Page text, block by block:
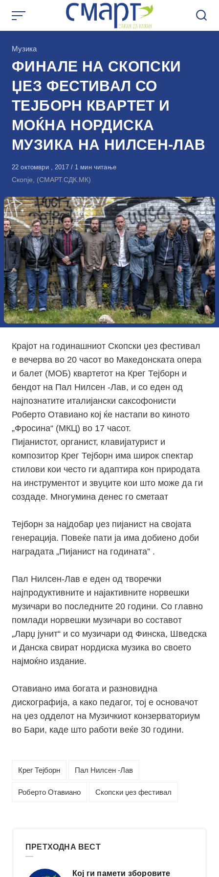
КАтегорија
Музика
ФИНАЛЕ НА СКОПСКИ
ЏЕЗ ФЕСТИВАЛ СО
ТЕЈБОРН КВАРТЕТ И
МОЌНА НОРДИСКА
МУЗИКА НА НИЛСЕН-ЛАВ
Објавено
на
22 октомври , 2017 1 мин читање
Скопје, (СМАРТ.СДК.МК)
Крајот на годинашниот Скопски џез фестивал
е вечерва во 20 часот во Македонската опера
и балет (МОБ) квартетот на Крег Тејборн и
бендот на Пал Нилсен -Лав, и со еден од
најпознатите италијански саксофонисти
Роберто Отавиано кој ќе настапи во киното
„Фросина“ (МКЦ) во 17 часот.
Пијанистот, органист, клавијатурист и
композитор Крег Тејборн има широк спектар
стилови кои често ги адаптира кон природата
на инструментот и звуците кои што може да ги
создаде. Многумина денес го сметаат
Тејборн за најдобар џез пијанист на својата
генерација. Повеќе пати ја има добиено доби
наградата „Пијанист на годината” .
Пал Нилсен-Лав е еден од творечки
најпродуктивните и најактивните норвешки
музичари во последните 20 години. Со главно
помлади норвешки музичари во составот
„Ларџ јунит“ и со музичари од Финска, Шведска
и Данска свират нордиска музика во своето
најмоќно издание.
Отавиано има богата и разновидна
дискографија, а како педагог, тој е основачот
на џез одделот на Музичкиот конзерваториум
во Бари, каде што работи веќе 30 години.
Крег Тејборн Пал Нилсен -Лав
Роберто Отавиано Скопски џез фестивал
ПРЕТХОДНА ВЕСТ
Кој ги памети зборовите